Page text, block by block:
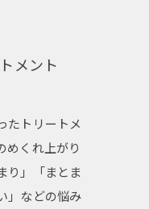
メント
たトリートメ
めくれ上がり
り」「まとま
」などの悩み